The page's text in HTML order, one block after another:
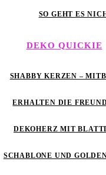
SO GEHT ES
DEKO QUICKIE
SHABBY KERZEN –
ERHALTEN DIE
DEKOHERZ MIT
SCHABLONE UND